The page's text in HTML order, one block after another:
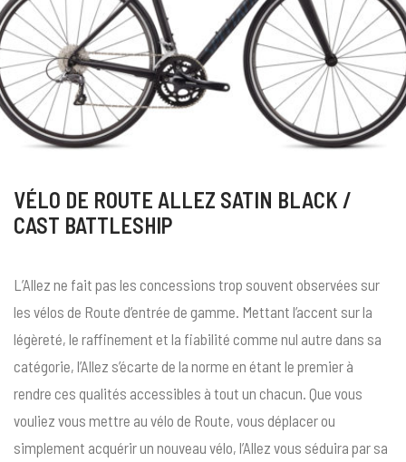
VÉLO DE ROUTE ALLEZ SATIN BLACK /
CAST BATTLESHIP
L’Allez ne fait pas les concessions trop souvent observées sur
les vélos de Route d’entrée de gamme. Mettant l’accent sur la
légèreté, le raffinement et la fiabilité comme nul autre dans sa
catégorie, l’Allez s’écarte de la norme en étant le premier à
rendre ces qualités accessibles à tout un chacun. Que vous
vouliez vous mettre au vélo de Route, vous déplacer ou
simplement acquérir un nouveau vélo, l’Allez vous séduira par sa